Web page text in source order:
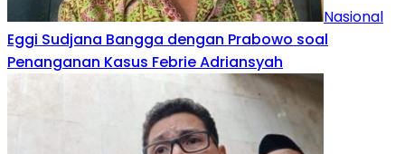
Nasional
Eggi Sudjana Bangga dengan Prabowo soal
Penanganan Kasus Febrie Adriansyah